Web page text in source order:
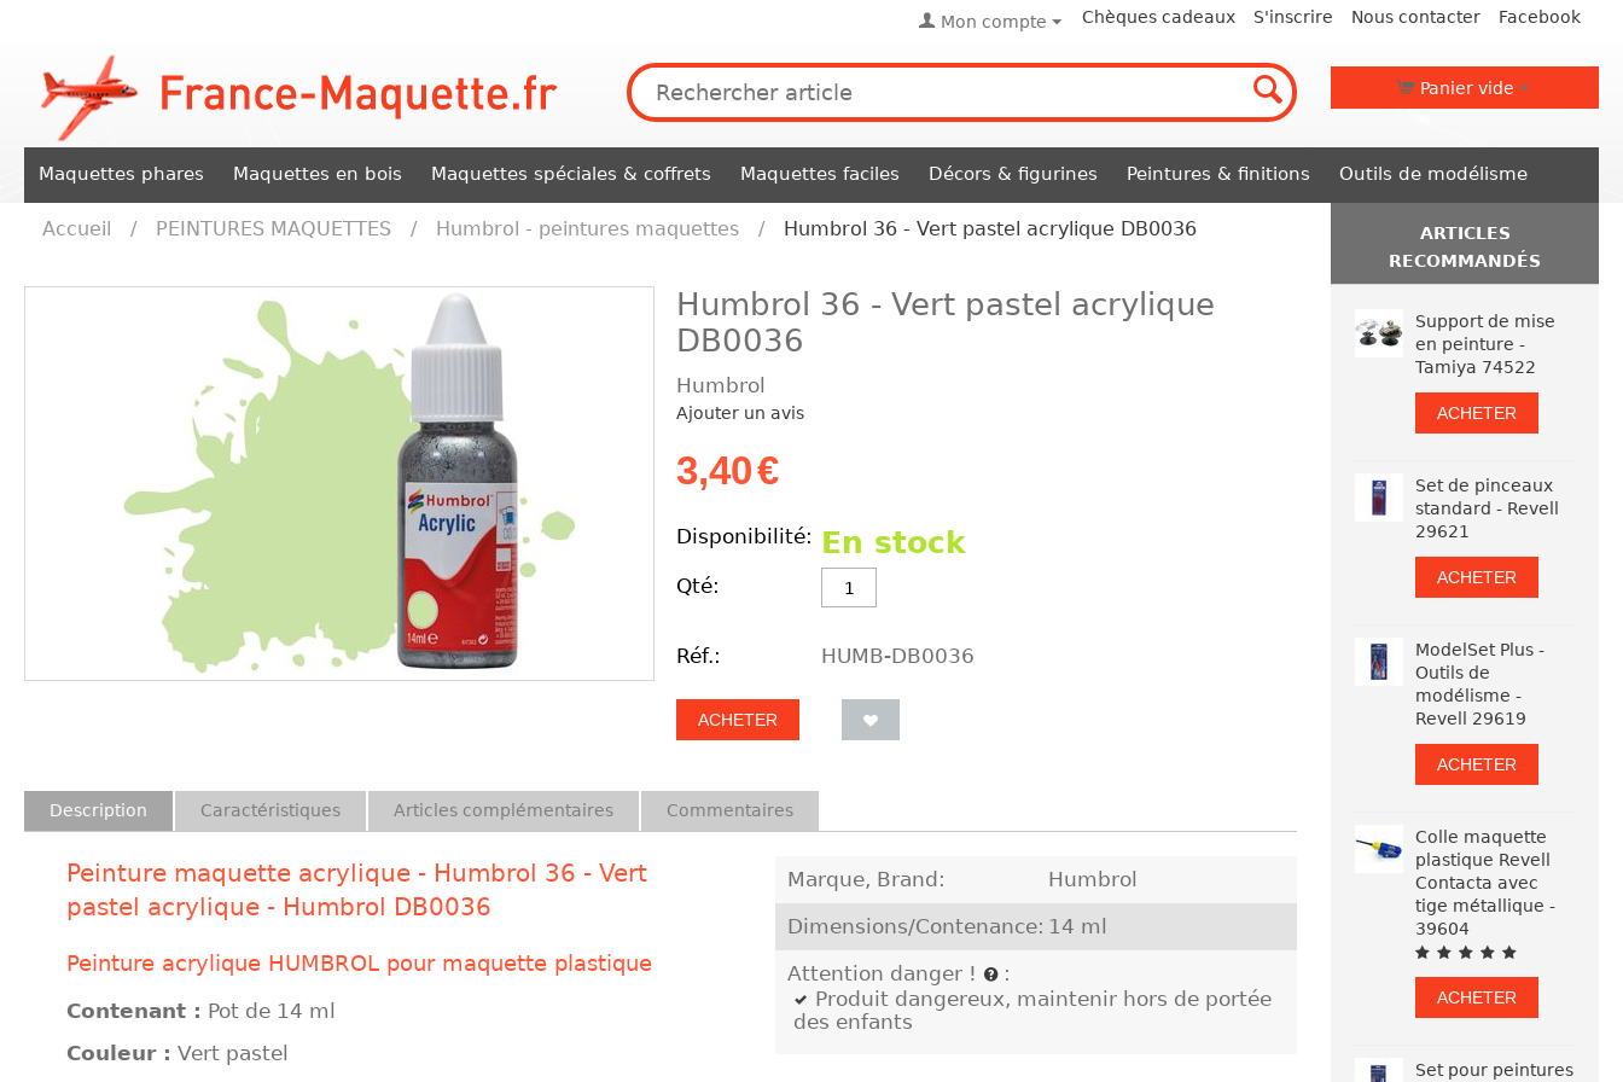
Chèques cadeaux S'inscrire Nous contacter Facebook
Mon compte
Panier vide
Maquettes phares Maquettes en bois Maquettes spéciales & coffrets Maquettes faciles Décors & figurines Peintures & finitions Outils de modélisme
Accueil / PEINTURES MAQUETTES / Humbrol - peintures maquettes / Humbrol 36 - Vert pastel acrylique DB0036
Humbrol 36 - Vert pastel acrylique
DB0036
Humbrol
Ajouter un avis
3,40€
Disponibilité: En stock
Qté:
Réf.: HUMB-DB0036
ACHETER
Description Caractéristiques Articles complémentaires Commentaires
Peinture maquette acrylique - Humbrol 36 - Vert
pastel acrylique - Humbrol DB0036
Peinture acrylique HUMBROL pour maquette plastique
Contenant : Pot de 14 ml
Couleur : Vert pastel
Marque, Brand: Humbrol
Dimensions/Contenance: 14 ml
Attention danger !
:
Produit dangereux, maintenir hors de portée
des enfants
ARTICLES
RECOMMANDÉS
Support de mise
en peinture -
Tamiya 74522
ACHETER
Set de pinceaux
standard - Revell
29621
ACHETER
ModelSet Plus -
Outils de
modélisme -
Revell 29619
ACHETER
Colle maquette
plastique Revell
Contacta avec
tige métallique -
39604
ACHETER
Set pour peintures